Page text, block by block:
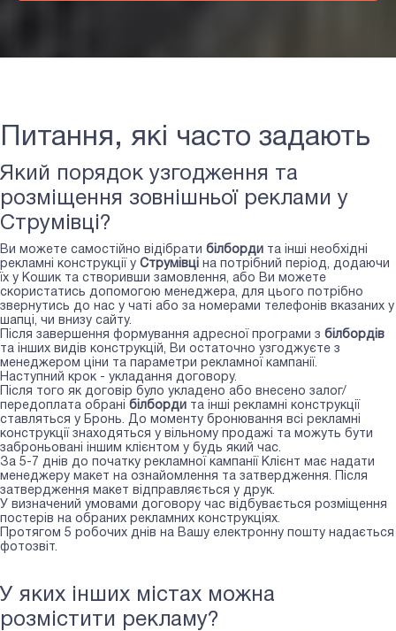
Питання, які часто задають
Який порядок узгодження та
розміщення зовнішньої реклами у
Струмівці?
Ви можете самостійно відібрати білборди та інші необхідні
рекламні конструкції у Струмівці на потрібний період, додаючи
їх у Кошик та створивши замовлення, або Ви можете
скористатись допомогою менеджера, для цього потрібно
звернутись до нас у чаті або за номерами телефонів вказаних у
шапці, чи внизу сайту.
Після завершення формування адресної програми з білбордів
та інших видів конструкцій, Ви остаточно узгоджуєте з
менеджером ціни та параметри рекламної кампанії.
Наступний крок - укладання договору.
Після того як договір було укладено або внесено залог/
передоплата обрані білборди та інші рекламні конструкції
ставляться у Бронь. До моменту бронювання всі рекламні
конструкції знаходяться у вільному продажі та можуть бути
заброньовані іншим клієнтом у будь який час.
За 5-7 днів до початку рекламної кампанії Клієнт має надати
менеджеру макет на ознайомлення та затвердження. Після
затвердження макет відправляється у друк.
У визначений умовами договору час відбувається розміщення
постерів на обраних рекламних конструкціях.
Протягом 5 робочих днів на Вашу електронну пошту надається
фотозвіт.
У яких інших містах можна
розмістити рекламу?